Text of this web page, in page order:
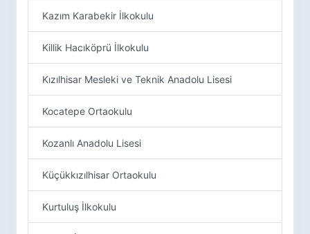
Kazım Karabekir İlkokulu
Killik Hacıköprü İlkokulu
Kızılhisar Mesleki ve Teknik Anadolu Lisesi
Kocatepe Ortaokulu
Kozanlı Anadolu Lisesi
Küçükkızılhisar Ortaokulu
Kurtuluş İlkokulu